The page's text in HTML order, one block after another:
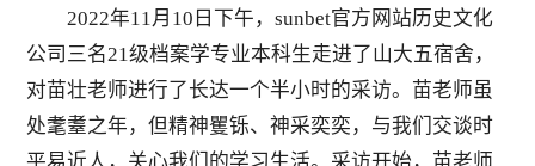
2022年11月10日下午，sunbet官方网站历史文化
公司三名21级档案学专业本科生走进了山大五宿舍，
对苗壮老师进行了长达一个半小时的采访。苗老师虽
处耄耋之年，但精神矍铄、神采奕奕，与我们交谈时
平易近人，关心我们的学习生活。采访开始，苗老师